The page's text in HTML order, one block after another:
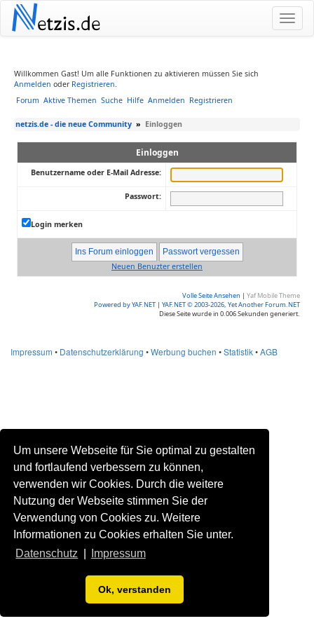
Um unsere Webseite für Sie optimal zu gestalten
und fortlaufend verbessern zu können,
verwenden wir Cookies. Durch die weitere
Nutzung der Webseite stimmen Sie der
Verwendung von Cookies zu. Weitere
Informationen zu Cookies erhalten Sie unter.
Datenschutz
Impressum
Ok, verstanden
Netzis.de
Willkommen Gast! Um alle Funktionen zu aktivieren müssen Sie sich
Anmelden oder Registrieren.
Forum Aktive Themen Suche Hilfe Anmelden Registrieren
netzis.de - die neue Community » Einloggen
Einloggen
Benutzername oder E-Mail Adresse:
Passwort:
Login merken
Neuen Benuzter erstellen
Volle Seite Ansehen | Yaf Mobile Theme
Powered by YAF.NET | YAF.NET © 2003-2026, Yet Another Forum.NET
Diese Seite wurde in 0.006 Sekunden generiert.
Impressum • Datenschutzerklärung •Werbung buchen •Statistik•AGB